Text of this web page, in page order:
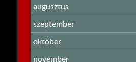
augusztus
szeptember
október
november